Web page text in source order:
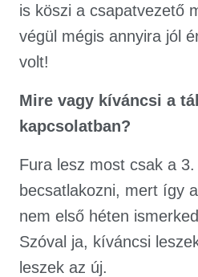
is köszi a csapatvezető
végül mégis annyira jól
volt!
Mire vagy kíváncsi a
kapcsolatban?
Fura lesz most csak a
becsatlakozni, mert így
nem első héten
Szóval ja, kíváncsi
leszek az új.